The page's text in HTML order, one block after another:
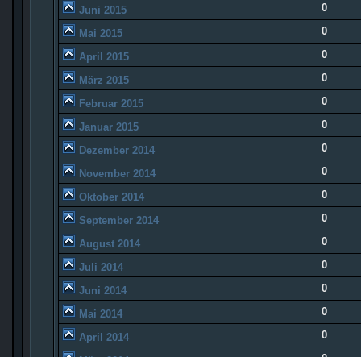
Juni 2015 0
Mai 2015 0
April 2015 0
März 2015 0
Februar 2015 0
Januar 2015 0
Dezember 2014 0
November 2014 0
Oktober 2014 0
September 2014 0
August 2014 0
Juli 2014 0
Juni 2014 0
Mai 2014 0
April 2014 0